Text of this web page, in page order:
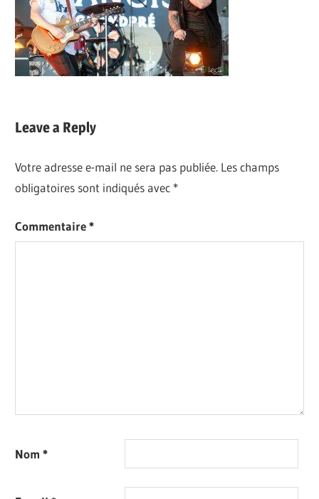
Leave a Reply
Votre adresse e-mail ne sera pas publiée. Les champs
obligatoires sont indiqués avec *
Commentaire*
Nom*